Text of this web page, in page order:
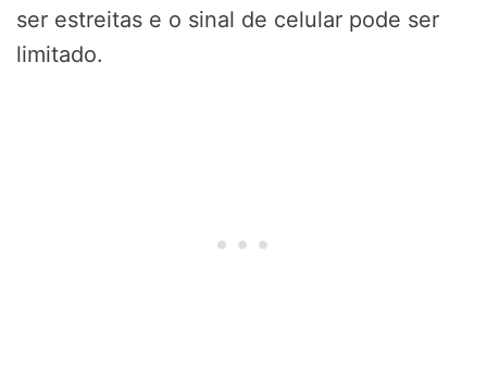
ser estreitas e o sinal de celular pode ser
limitado.